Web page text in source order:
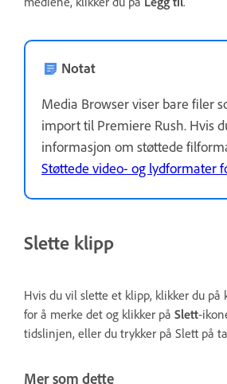
Notat
Media Browser viser bare filer
import til Premiere Rush. Hvis
informasjon om støttede
Støttede video- og lydformater
Slette klipp
Hvis du vil slette et klipp, klikker du
for å merke det og klikker på Slett-
tidslinjen, eller du trykker på Slett på
Mer som dette